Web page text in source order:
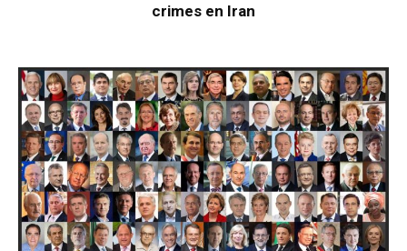
crimes en Iran